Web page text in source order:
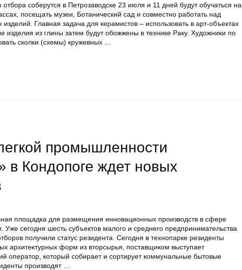
отбора соберутся в Петрозаводске 23 июля и 11 дней будут обучаться на
посещать музеи, Ботанический сад и совместно работать над
Главная задача для керамистов – использовать в арт-объектах
изделия из глины затем будут обожжены в технике Раку. Художники по
сколки (схемы) кружевных …
промышленности
в Кондопоге ждет новых
площадка для размещения инновационных производств в сфере
Уже сегодня шесть субъектов малого и среднего предпринимательства
получили статус резидента. Сегодня в технопарке резиденты
архитектурных форм из вторсырья, поставщиком выступает
оператор, который собирает и сортирует коммунальные бытовые
производят …